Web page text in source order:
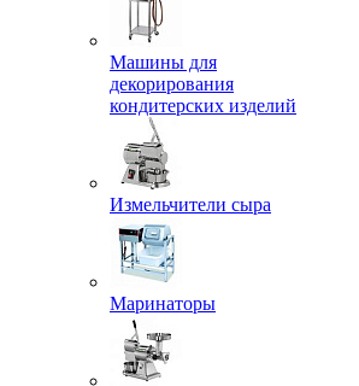
Машины для
декорирования
кондитерских изделий
Измельчители сыра
Маринаторы